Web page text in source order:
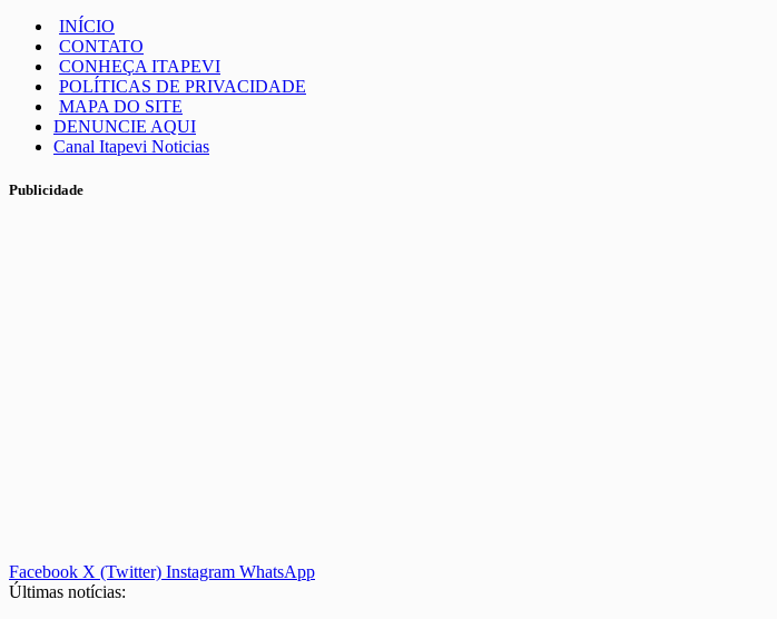
INÍCIO
CONTATO
CONHEÇA ITAPEVI
POLÍTICAS DE PRIVACIDADE
MAPA DO SITE
DENUNCIE AQUI
Canal Itapevi Noticias
Publicidade
Facebook X (Twitter) Instagram WhatsApp
Últimas notícias: